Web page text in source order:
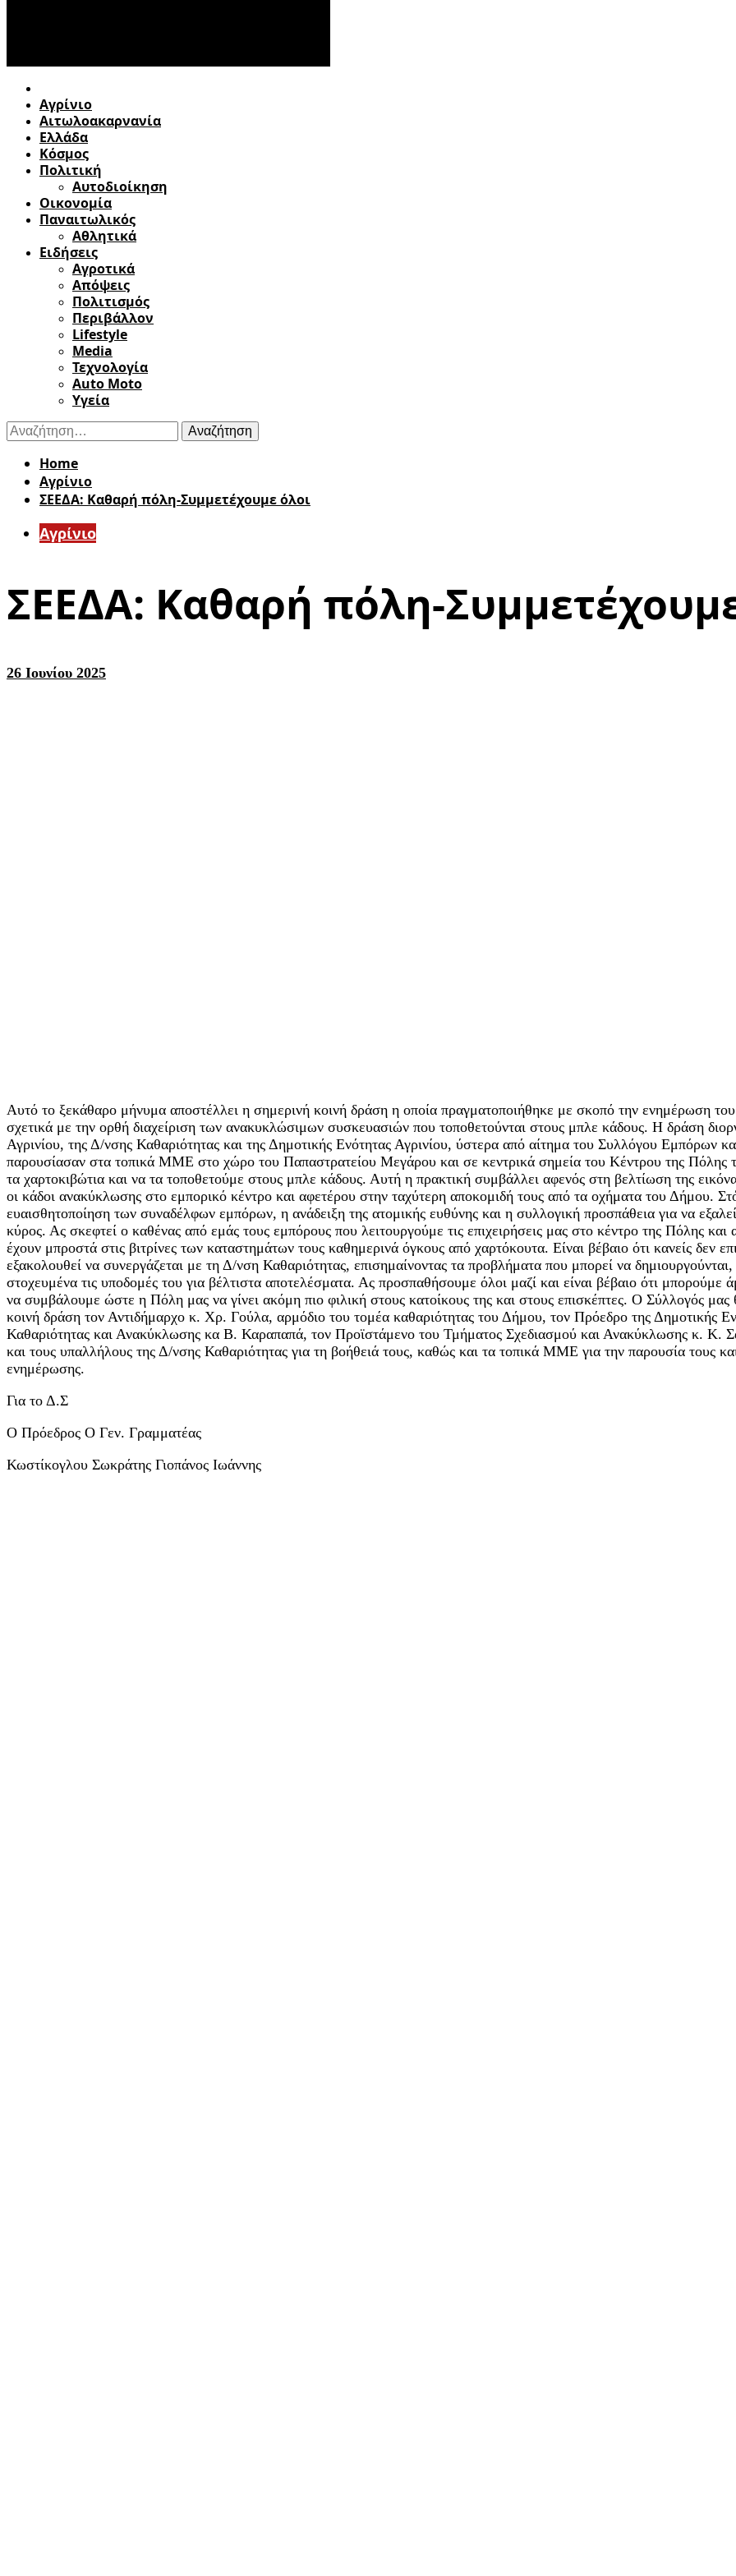
Αγρίνιο
Αιτωλοακαρνανία
Ελλάδα
Κόσμος
Πολιτική
Αυτοδιοίκηση
Οικονομία
Παναιτωλικός
Αθλητικά
Ειδήσεις
Αγροτικά
Απόψεις
Πολιτισμός
Περιβάλλον
Lifestyle
Media
Τεχνολογία
Auto Moto
Υγεία
Αναζήτηση
για:
Home
Aγρίνιο
ΣΕΕΔΑ: Καθαρή πόλη-Συμμετέχουμε όλοι
Aγρίνιο
ΣΕΕΔΑ: Καθαρή πόλη-
26 Ιουνίου 2025
Αυτό το ξεκάθαρο μήνυμα αποστέλλει η σημερινή κοινή δράση η οποία πραγματοποιήθηκε με σκοπό την ενημέρωση
σχετικά με την ορθή διαχείριση των ανακυκλώσιμων συσκευασιών που τοποθετούνται στους μπλε κάδους. Η δράση
Αγρινίου, της Δ/νσης Καθαριότητας και της Δημοτικής Ενότητας Αγρινίου, ύστερα από αίτημα του Συλλόγου Εμπόρων
παρουσίασαν στα τοπικά ΜΜΕ στο χώρο του Παπαστρατείου Μεγάρου και σε κεντρικά σημεία του Κέντρου της Πόλης
τα χαρτοκιβώτια και να τα τοποθετούμε στους μπλε κάδους. Αυτή η πρακτική συμβάλλει αφενός στη βελτίωση της
οι κάδοι ανακύκλωσης στο εμπορικό κέντρο και αφετέρου στην ταχύτερη αποκομιδή τους από τα οχήματα του Δήμου.
ευαισθητοποίηση των συναδέλφων εμπόρων, η ανάδειξη της ατομικής ευθύνης και η συλλογική προσπάθεια για να
κύρος. Ας σκεφτεί ο καθένας από εμάς τους εμπόρους που λειτουργούμε τις επιχειρήσεις μας στο κέντρο της Πόλης
έχουν μπροστά στις βιτρίνες των καταστημάτων τους καθημερινά όγκους από χαρτόκουτα. Είναι βέβαιο ότι κανείς δεν
εξακολουθεί να συνεργάζεται με τη Δ/νση Καθαριότητας, επισημαίνοντας τα προβλήματα που μπορεί να
στοχευμένα τις υποδομές του για βέλτιστα αποτελέσματα. Ας προσπαθήσουμε όλοι μαζί και είναι βέβαιο ότι
να συμβάλουμε ώστε η Πόλη μας να γίνει ακόμη πιο φιλική στους κατοίκους της και στους επισκέπτες. Ο Σύλλογός
κοινή δράση τον Αντιδήμαρχο κ. Χρ. Γούλα, αρμόδιο του τομέα καθαριότητας του Δήμου, τον Πρόεδρο της Δημοτικής
Καθαριότητας και Ανακύκλωσης κα Β. Καραπαπά, τον Προϊστάμενο του Τμήματος Σχεδιασμού και Ανακύκλωσης κ. Κ.
και τους υπαλλήλους της Δ/νσης Καθαριότητας για τη βοήθειά τους, καθώς και τα τοπικά ΜΜΕ για την παρουσία τους
ενημέρωσης.
Για το Δ.Σ
Ο Πρόεδρος Ο Γεν. Γραμματέας
Κωστίκογλου Σωκράτης Γιοπάνος Ιωάννης